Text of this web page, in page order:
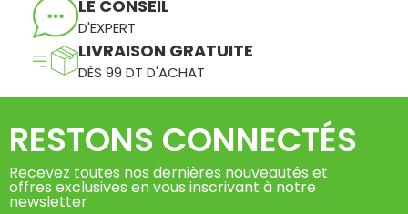
LE CONSEIL
D'EXPERT
LIVRAISON GRATUITE
DÈS 99 DT D'ACHAT
RESTONS CONNECTÉS
Recevez toutes nos dernières nouveautés et
offres exclusives en vous inscrivant à notre
newsletter